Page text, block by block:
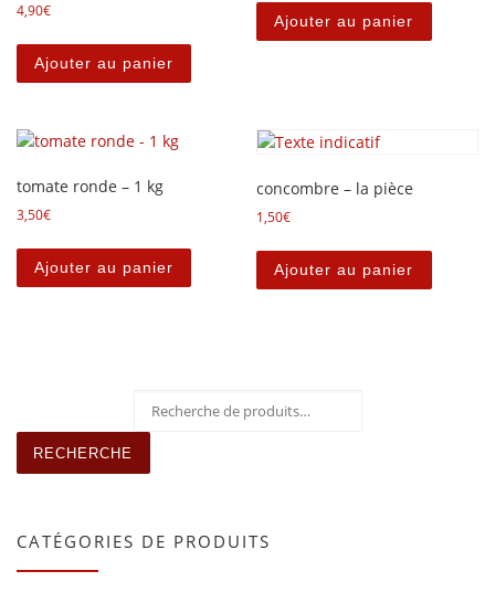
4,90€
Ajouter au panier
Ajouter au panier
tomate ronde – 1 kg
3,50€
Ajouter au panier
concombre – la pièce
1,50€
Ajouter au panier
RECHERCHE
CATÉGORIES DE PRODUITS